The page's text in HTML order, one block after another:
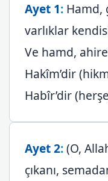
Ayet 1: Hamd,
varlıklar
Ve hamd,
Hakîm’dir
Habîr’dir
Ayet 2:(O,
çıkanı,